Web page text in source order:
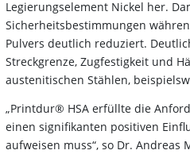
Legierungselement Nickel her.
Sicherheitsbestimmungen
Pulvers deutlich reduziert.
Streckgrenze, Zugfestigkeit und
austenitischen Stählen,
„Printdur® HSA erfüllte die
einen signifikanten positiven
aufweisen muss“, so Dr. Andreas